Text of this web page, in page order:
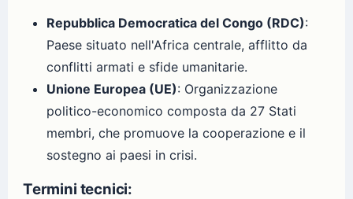
Repubblica Democratica del Congo (RDC):
Paese situato nell'Africa centrale, afflitto da
conflitti armati e sfide umanitarie.
Unione Europea (UE): Organizzazione
politico-economico composta da 27 Stati
membri, che promuove la cooperazione e il
sostegno ai paesi in crisi.
Termini tecnici: